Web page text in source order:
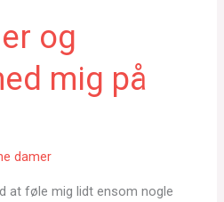
og
mig på
damer
at føle mig lidt ensom nogle